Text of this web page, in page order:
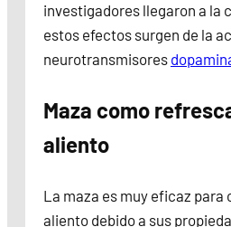
investigadores llegaron a la
estos efectos surgen de la
neurotransmisores
Maza como
aliento
La maza es muy eficaz para
aliento debido a sus